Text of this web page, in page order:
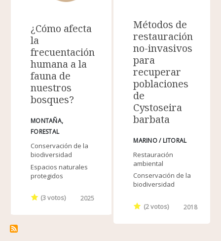
¿Cómo afecta
la
frecuentación
humana a la
fauna de
nuestros
bosques?
MONTAÑA
FORESTAL
Conservación de la
biodiversidad
Espacios naturales
protegidos
(3votos) 2025
Métodos de
restauración
no-invasivos
para
recuperar
poblaciones
de
Cystoseira
barbata
MARINO / LITORAL
Restauración
ambiental
Conservación de la
biodiversidad
(2votos) 2018